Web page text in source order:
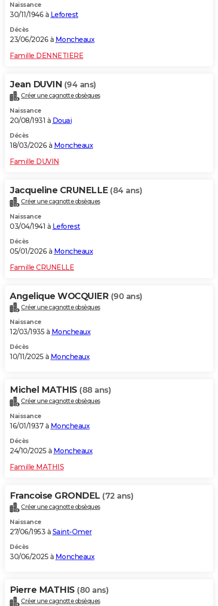
COPAINS D'AVANT
S'inscrire
Se connecter
Lycées
Collèges
Primaires
Universités
Entreprises
Service militaire
Avis de recherche
AVIS DE DÉCÈS
Naissance
30/11/1946 à Leforest
Décès
23/06/2026 à Moncheaux
Famille DENNETIERE
Jean DUVIN (94 ans)
Créer une cagnotte obsèques
Naissance
20/08/1931 à Douai
Décès
18/03/2026 à Moncheaux
Famille DUVIN
Jacqueline CRUNELLE (84 ans)
Créer une cagnotte obsèques
Naissance
03/04/1941 à Leforest
Décès
05/01/2026 à Moncheaux
Famille CRUNELLE
Angelique WOCQUIER (90 ans)
Créer une cagnotte obsèques
Naissance
12/03/1935 à Moncheaux
Décès
10/11/2025 à Moncheaux
Michel MATHIS (88 ans)
Créer une cagnotte obsèques
Naissance
16/01/1937 à Moncheaux
Décès
24/10/2025 à Moncheaux
Famille MATHIS
Francoise GRONDEL (72 ans)
Créer une cagnotte obsèques
Naissance
27/06/1953 à Saint-Omer
Décès
30/06/2025 à Moncheaux
Pierre MATHIS (80 ans)
Créer une cagnotte obsèques